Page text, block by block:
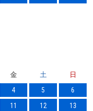
金 土
日
4 5
6
11 12
13